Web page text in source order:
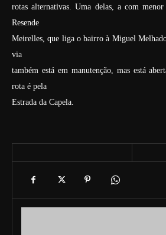
rotas alternativas. Uma delas, a com
Resende
Meirelles, que liga o bairro à Miguel
via
também está em manutenção, mas está
rota é pela
Estrada da Capela.